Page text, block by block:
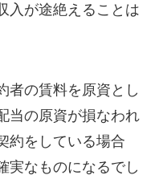
入が途絶えることは
者の賃料を原資とし
当の原資が損なわれ
約をしている場合
実なものになるでし